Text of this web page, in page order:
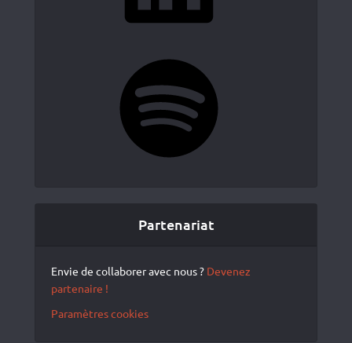
Partenariat
Envie de collaborer avec nous ? Devenez
partenaire !
Paramètres cookies